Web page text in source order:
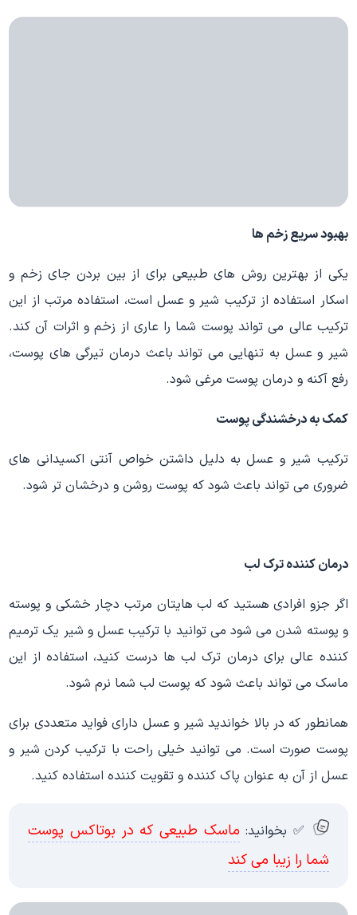
بهبود سریع زخم ها
یکی از بهترین روش های طبیعی برای از بین بردن جای زخم و
اسکار استفاده از ترکیب شیر و عسل است، استفاده مرتب از این
ترکیب عالی می تواند پوست شما را عاری از زخم و اثرات آن کند.
شیر و عسل به تنهایی می تواند باعث درمان تیرگی های پوست،
رفع آکنه و درمان پوست مرغی شود.
کمک به درخشندگی پوست
ترکیب شیر و عسل به دلیل داشتن خواص آنتی اکسیدانی های
ضروری می تواند باعث شود که پوست روشن و درخشان تر شود.
درمان کننده ترک لب
اگر جزو افرادی هستید که لب هایتان مرتب دچار خشکی و پوسته
و پوسته شدن می شود می توانید با ترکیب عسل و شیر یک ترمیم
کننده عالی برای درمان ترک لب ها درست کنید، استفاده از این
ماسک می تواند باعث شود که پوست لب شما نرم شود.
همانطور که در بالا خواندید شیر و عسل دارای فواید متعددی برای
پوست صورت است. می توانید خیلی راحت با ترکیب کردن شیر و
عسل از آن به عنوان پاک کننده و تقویت کننده استفاده کنید.
✅ بخوانید: ماسک طبیعی که در بوتاکس پوست
شما را زیبا می کند